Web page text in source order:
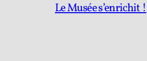
Le Musée s’enrichit !